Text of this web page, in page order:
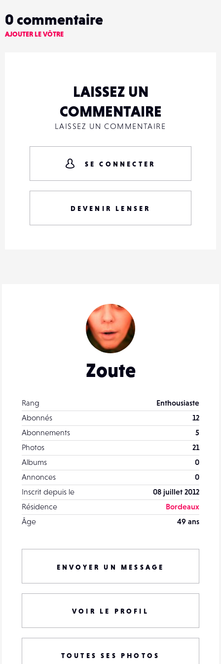
Zoute
Rang
Enthousiaste
Abonnés
12
Abonnements
5
Photos
21
Albums
0
Annonces
0
Inscrit depuis le
08 juillet 2012
Résidence
Bordeaux
Âge
49 ans
ENVOYER UN MESSAGE
VOIR LE PROFIL
TOUTES SES PHOTOS
0 commentaire
AJOUTER LE VÔTRE
LAISSEZ UN
COMMENTAIRE
LAISSEZ UN COMMENTAIRE
SE CONNECTER
DEVENIR LENSER